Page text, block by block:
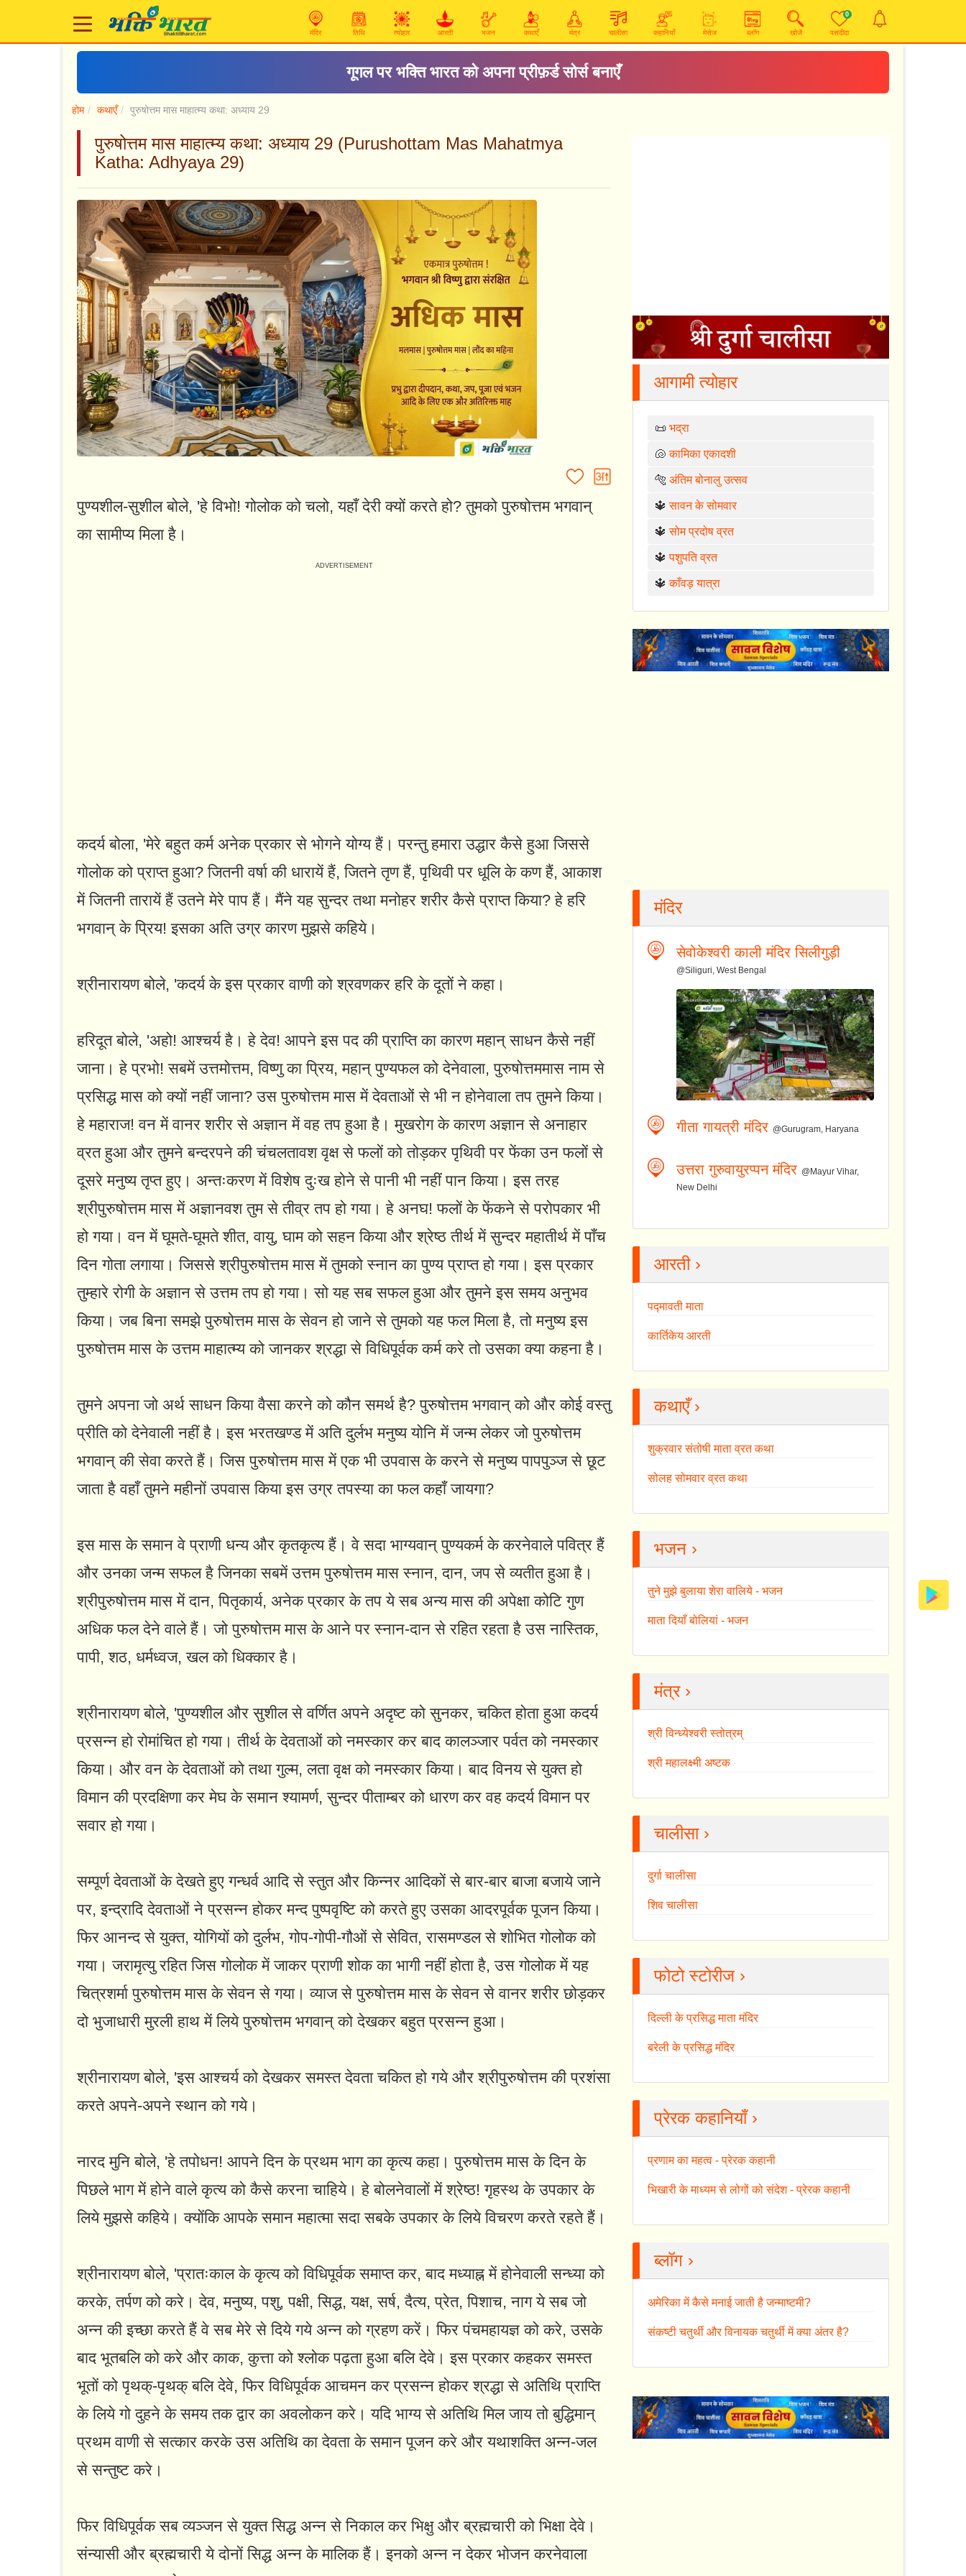
मंदिर तिथि त्योहार आरती भजन कथाएँ मंत्र चालीसा कहानियाँ मेसेज ब्लॉग खोजें
0
पसंदीदा
गूगल पर भक्ति भारत को अपना प्रीफ़र्ड सोर्स बनाएँ
होम कथाएँ पुरुषोत्तम मास माहात्म्य कथा: अध्याय 29
पुरुषोत्तम मास माहात्म्य कथा: अध्याय 29 (Purushottam Mas Mahatmya
Katha: Adhyaya 29)
पुण्यशील-सुशील बोले, 'हे विभो! गोलोक को चलो, यहाँ देरी क्यों करते हो? तुमको पुरुषोत्तम भगवान्‌
का सामीप्य मिला है।
कदर्य बोला, 'मेरे बहुत कर्म अनेक प्रकार से भोगने योग्य हैं। परन्तु हमारा उद्धार कैसे हुआ जिससे
गोलोक को प्राप्त हुआ? जितनी वर्षा की धारायें हैं, जितने तृण हैं, पृथिवी पर धूलि के कण हैं, आकाश
में जितनी तारायें हैं उतने मेरे पाप हैं। मैंने यह सुन्दर तथा मनोहर शरीर कैसे प्राप्त किया? हे हरि
भगवान्‌ के प्रिय! इसका अति उग्र कारण मुझसे कहिये।
श्रीनारायण बोले, 'कदर्य के इस प्रकार वाणी को श्रवणकर हरि के दूतों ने कहा।
हरिदूत बोले, 'अहो! आश्चर्य है। हे देव! आपने इस पद की प्राप्ति का कारण महान्‌ साधन कैसे नहीं
जाना। हे प्रभो! सबमें उत्तमोत्तम, विष्णु का प्रिय, महान्‌ पुण्यफल को देनेवाला, पुरुषोत्तममास नाम से
प्रसिद्ध मास को क्यों नहीं जाना? उस पुरुषोत्तम मास में देवताओं से भी न होनेवाला तप तुमने किया।
हे महाराज! वन में वानर शरीर से अज्ञान में वह तप हुआ है। मुखरोग के कारण अज्ञान से अनाहार
व्रत हुआ और तुमने बन्दरपने की चंचलतावश वृक्ष से फलों को तोड़कर पृथिवी पर फेंका उन फलों से
दूसरे मनुष्य तृप्त हुए। अन्तःकरण में विशेष दुःख होने से पानी भी नहीं पान किया। इस तरह
श्रीपुरुषोत्तम मास में अज्ञानवश तुम से तीव्र तप हो गया। हे अनघ! फलों के फेंकने से परोपकार भी
हो गया। वन में घूमते-घूमते शीत, वायु, घाम को सहन किया और श्रेष्ठ तीर्थ में सुन्दर महातीर्थ में पाँच
दिन गोता लगाया। जिससे श्रीपुरुषोत्तम मास में तुमको स्नान का पुण्य प्राप्त हो गया। इस प्रकार
तुम्हारे रोगी के अज्ञान से उत्तम तप हो गया। सो यह सब सफल हुआ और तुमने इस समय अनुभव
किया। जब बिना समझे पुरुषोत्तम मास के सेवन हो जाने से तुमको यह फल मिला है, तो मनुष्य इस
पुरुषोत्तम मास के उत्तम माहात्म्य को जानकर श्रद्धा से विधिपूर्वक कर्म करे तो उसका क्या कहना है।
तुमने अपना जो अर्थ साधन किया वैसा करने को कौन समर्थ है? पुरुषोत्तम भगवान्‌ को और कोई वस्तु
प्रीति को देनेवाली नहीं है। इस भरतखण्ड में अति दुर्लभ मनुष्य योनि में जन्म लेकर जो पुरुषोत्तम
भगवान्‌ की सेवा करते हैं। जिस पुरुषोत्तम मास में एक भी उपवास के करने से मनुष्य पापपुञ्ज से छूट
जाता है वहाँ तुमने महीनों उपवास किया इस उग्र तपस्या का फल कहाँ जायगा?
इस मास के समान वे प्राणी धन्य और कृतकृत्य हैं। वे सदा भाग्यवान्‌ पुण्यकर्म के करनेवाले पवित्र हैं
और उनका जन्म सफल है जिनका सबमें उत्तम पुरुषोत्तम मास स्नान, दान, जप से व्यतीत हुआ है।
श्रीपुरुषोत्तम मास में दान, पितृकार्य, अनेक प्रकार के तप ये सब अन्य मास की अपेक्षा कोटि गुण
अधिक फल देने वाले हैं। जो पुरुषोत्तम मास के आने पर स्नान-दान से रहित रहता है उस नास्तिक,
पापी, शठ, धर्मध्वज, खल को धिक्कार है।
श्रीनारायण बोले, 'पुण्यशील और सुशील से वर्णित अपने अदृष्ट को सुनकर, चकित होता हुआ कदर्य
प्रसन्न हो रोमांचित हो गया। तीर्थ के देवताओं को नमस्कार कर बाद कालञ्जार पर्वत को नमस्कार
किया। और वन के देवताओं को तथा गुल्म, लता वृक्ष को नमस्कार किया। बाद विनय से युक्त हो
विमान की प्रदक्षिणा कर मेघ के समान श्यामर्ण, सुन्दर पीताम्बर को धारण कर वह कदर्य विमान पर
सवार हो गया।
सम्पूर्ण देवताओं के देखते हुए गन्धर्व आदि से स्तुत और किन्नर आदिकों से बार-बार बाजा बजाये जाने
पर, इन्द्रादि देवताओं ने प्रसन्न होकर मन्द पुष्पवृष्टि को करते हुए उसका आदरपूर्वक पूजन किया।
फिर आनन्द से युक्त, योगियों को दुर्लभ, गोप-गोपी-गौओं से सेवित, रासमण्डल से शोभित गोलोक को
गया। जरामृत्यु रहित जिस गोलोक में जाकर प्राणी शोक का भागी नहीं होता है, उस गोलोक में यह
चित्रशर्मा पुरुषोत्तम मास के सेवन से गया। व्याज से पुरुषोत्तम मास के सेवन से वानर शरीर छोड़कर
दो भुजाधारी मुरली हाथ में लिये पुरुषोत्तम भगवान्‌‍ को देखकर बहुत प्रसन्न हुआ।
श्रीनारायण बोले, 'इस आश्चर्य को देखकर समस्त देवता चकित हो गये और श्रीपुरुषोत्तम की प्रशंसा
करते अपने-अपने स्थान को गये।
नारद मुनि बोले, 'हे तपोधन! आपने दिन के प्रथम भाग का कृत्य कहा। पुरुषोत्तम मास के दिन के
पिछले भाग में होने वाले कृत्य को कैसे करना चाहिये। हे बोलनेवालों में श्रेष्ठ! गृहस्थ के उपकार के
लिये मुझसे कहिये। क्योंकि आपके समान महात्मा सदा सबके उपकार के लिये विचरण करते रहते हैं।
श्रीनारायण बोले, 'प्रातःकाल के कृत्य को विधिपूर्वक समाप्त कर, बाद मध्याह्न में होनेवाली सन्ध्या को
करके, तर्पण को करे। देव, मनुष्य, पशु, पक्षी, सिद्ध, यक्ष, सर्ष, दैत्य, प्रेत, पिशाच, नाग ये सब जो
अन्न की इच्छा करते हैं वे सब मेरे से दिये गये अन्न को ग्रहण करें। फिर पंचमहायज्ञ को करे, उसके
बाद भूतबलि को करे और काक, कुत्ता को श्लोक पढ़ता हुआ बलि देवे। इस प्रकार कहकर समस्त
भूतों को पृथक्‌-पृथक्‌ बलि देवे, फिर विधिपूर्वक आचमन कर प्रसन्न होकर श्रद्धा से अतिथि प्राप्ति
के लिये गो दुहने के समय तक द्वार का अवलोकन करे। यदि भाग्य से अतिथि मिल जाय तो बुद्धिमान्‌
प्रथम वाणी से सत्कार करके उस अतिथि का देवता के समान पूजन करे और यथाशक्ति अन्न-जल
से सन्तुष्ट करे।
फिर विधिपूर्वक सब व्यञ्जन से युक्त सिद्ध अन्न से निकाल कर भिक्षु और ब्रह्मचारी को भिक्षा देवे।
संन्यासी और ब्रह्मचारी ये दोनों सिद्ध अन्न के मालिक हैं। इनको अन्न न देकर भोजन करनेवाला
आगामी त्योहार
📜भद्रा
🐚कामिका एकादशी
🐅अंतिम बोनालु उत्सव
🔱सावन के सोमवार
🔱सोम प्रदोष व्रत
🔱पशुपति व्रत
🔱काँवड़ यात्रा
मंदिर
सेवोकेश्वरी काली मंदिर सिलीगुड़ी
@Siliguri, West Bengal
गीता गायत्री मंदिर @Gurugram, Haryana
उत्तरा गुरुवायुरप्पन मंदिर @Mayur Vihar,
New Delhi
आरती ›
पद्मावती माता
कार्तिकेय आरती
कथाएँ ›
शुक्रवार संतोषी माता व्रत कथा
सोलह सोमवार व्रत कथा
भजन ›
तुने मुझे बुलाया शेरा वालिये - भजन
माता दियाँ बोलियां - भजन
मंत्र ›
श्री विन्ध्येश्वरी स्तोत्रम्
श्री महालक्ष्मी अष्टक
चालीसा ›
दुर्गा चालीसा
शिव चालीसा
फोटो स्टोरीज ›
दिल्ली के प्रसिद्ध माता मंदिर
बरेली के प्रसिद्ध मंदिर
प्रेरक कहानियाँ ›
प्रणाम का महत्व - प्रेरक कहानी
भिखारी के माध्यम से लोगों को संदेश - प्रेरक कहानी
ब्लॉग ›
अमेरिका में कैसे मनाई जाती है जन्माष्टमी?
संकष्टी चतुर्थी और विनायक चतुर्थी में क्या अंतर है?